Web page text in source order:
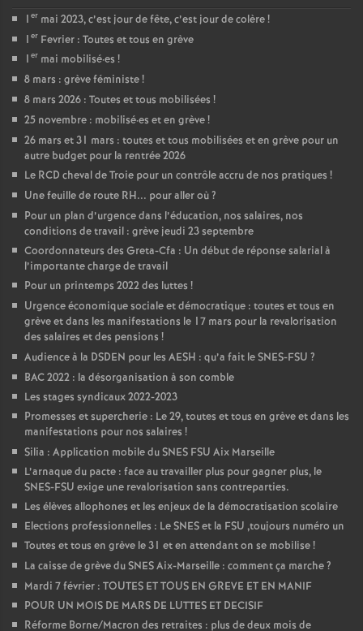
1 er mai 2023, c’est jour de fête, c’est jour de colère!
1 er Fevrier : Toutes et tous en grève
1 er mai mobilisé·es !
8 mars : grève féministe!
8 mars 2026 : Toutes et tous mobilisées !
25 novembre : mobilisé·es et en grève!
26 mars et 31 mars : toutes et tous mobilisées et en grève pour un
autre budget pour la rentrée 2026
Le RCD cheval de Troie pour un contrôle accru de nos pratiques !
Une feuille de route RH... pour aller où?
Pour un plan d’urgence dans l’éducation, nos salaires, nos
conditions de travail : grève jeudi 23 septembre
Coordonnateurs des Greta-Cfa : Un début de réponse salarial à
l’importante charge de travail
Pour un printemps 2022 des luttes !
Urgence économique sociale et démocratique : toutes et tous en
grève et dans les manifestations le 17 mars pour la revalorisation
des salaires et des pensions !
Audience à la DSDEN pour les AESH : qu’a fait le SNES-FSU ?
BAC 2022 : la désorganisation à son comble
Les stages syndicaux 2022-2023
Promesses et supercherie : Le 29, toutes et tous en grève et dans les
manifestations pour nos salaires !
Silia : Application mobile du SNES FSU Aix Marseille
L’arnaque du pacte : face au travailler plus pour gagner plus, le
SNES-FSU exige une revalorisation sans contreparties.
Les élèves allophones et les enjeux de la démocratisation scolaire
Elections professionnelles : Le SNES et la FSU ,toujours numéro un
Toutes et tous en grève le 31 et en attendant on se mobilise!
La caisse de grève du SNES Aix-Marseille : comment ça marche?
Mardi 7 février : TOUTES ET TOUS EN GREVE ET EN MANIF
POUR UN MOIS DE MARS DE LUTTES ET DECISIF
Réforme Borne/Macron des retraites : plus de deux mois de